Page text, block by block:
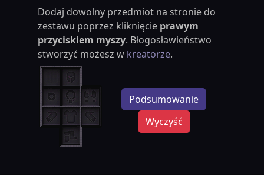
Dodaj dowolny przedmiot na stronie do
zestawu poprzez kliknięcie prawym
przyciskiem myszy. Błogosławieństwo
stworzyć możesz w kreatorze.
Podsumowanie
Wyczyść